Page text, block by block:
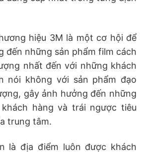
hiệu 3M là một cơ hội để
đến những sản phẩm film cách
nhất đến với những khách
nói không với sản phẩm đạo
gây ảnh hưởng đến những
hàng và trái ngược tiêu
trung tâm.
là địa điểm luôn được khách